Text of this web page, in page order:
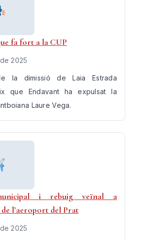
fa fort a la CUP
2025
la dimissió de Laia Estrada
que Endavant ha expulsat la
Laure Vega.
i rebuig veïnal a
de l’aeroport del Prat
2025